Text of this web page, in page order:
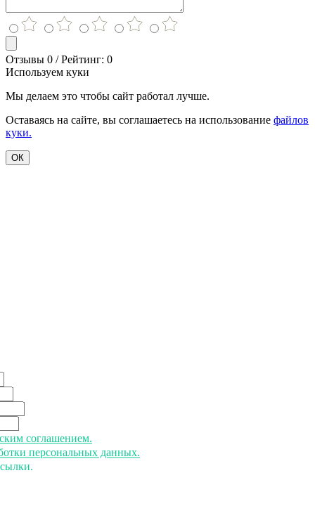
Отзывы 0 / Рейтинг: 0
Используем куки
Мы делаем это чтобы сайт работал лучше.
Оставаясь на сайте, вы соглашаетесь на использование файлов
куки.
ОК
соглашением.
персональных данных.